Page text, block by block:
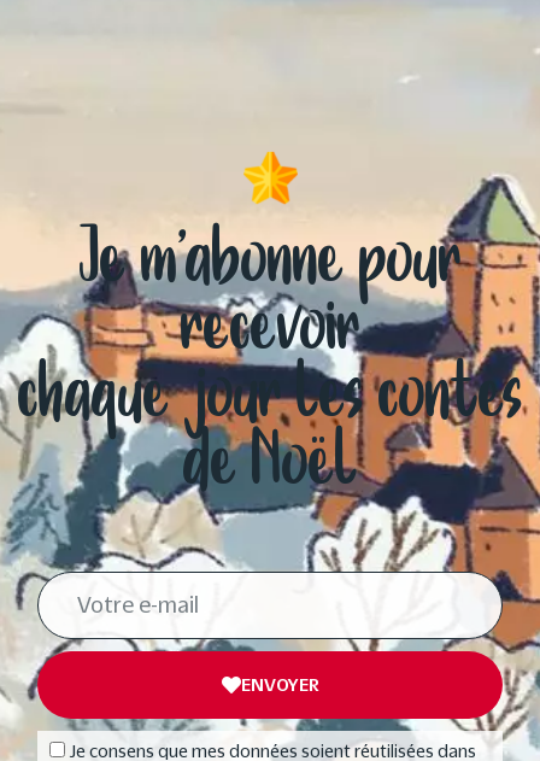
Je m’abonne pour
recevoir
chaque jour les contes
de Noël
Je consens que mes données soient réutilisées dans
ENVOYER